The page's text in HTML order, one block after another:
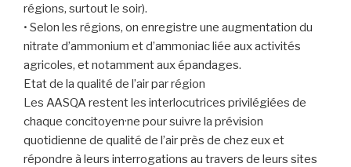
régions, surtout le soir).
• Selon les régions, on enregistre une augmentation du
nitrate d’ammonium et d’ammoniac liée aux activités
agricoles, et notamment aux épandages.
Etat de la qualité de l’air par région
Les AASQA restent les interlocutrices privilégiées de
chaque concitoyen·ne pour suivre la prévision
quotidienne de qualité de l’air près de chez eux et
répondre à leurs interrogations au travers de leurs sites